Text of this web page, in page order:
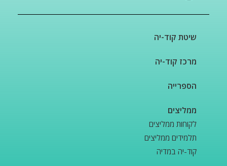
שיטת קוד-יה
מרכז קוד-יה
הספרייה
ממליצים
לקוחות ממליצים
תלמידים ממליצים
קוד-יה במדיה